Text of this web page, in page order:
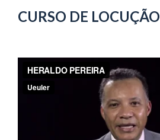
CURSO DE LOCUÇÃO